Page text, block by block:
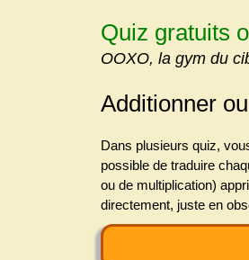
Quiz gratuits
OOXO, la gym du
Additionner
Dans plusieurs quiz,
possible de traduire
ou de multiplication)
directement, juste en